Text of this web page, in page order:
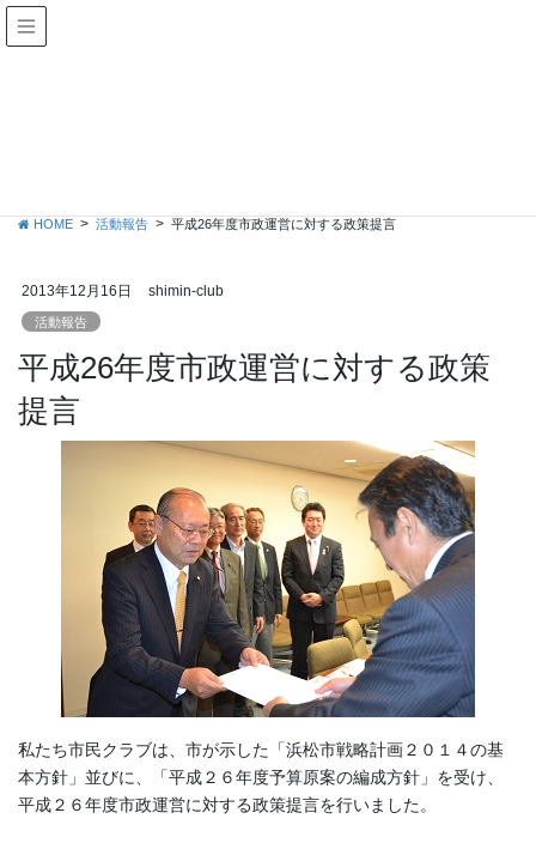
HOME 活動報告 平成26年度市政運営に対する政策提言
2013年12月16日 shimin-club
活動報告
平成26年度市政運営に対する政策
提言
私たち市民クラブは、市が示した「浜松市戦略計画２０１４の基
本方針」並びに、「平成２６年度予算原案の編成方針」を受け、
平成２６年度市政運営に対する政策提言を行いました。